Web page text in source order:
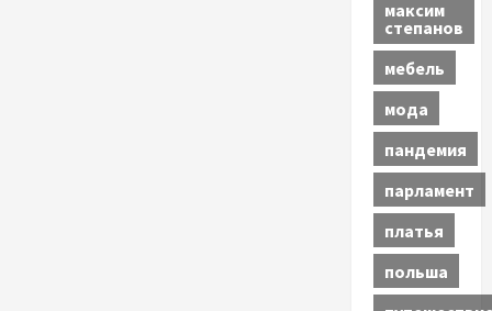
максим
степанов
мебель
мода
пандемия
парламент
платья
польша